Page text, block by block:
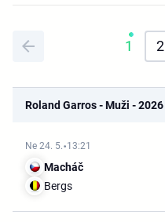
1 2
Roland Garros - Muži - 2026
Ne 24. 5. 13:21
Macháč
Bergs